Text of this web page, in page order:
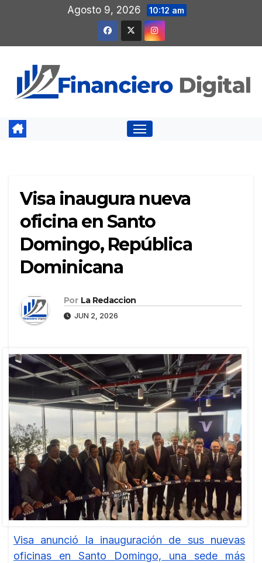
contenido
Agosto 9, 2026 10:12 am
Visa inaugura nueva
oficina en Santo
Domingo, República
Dominicana
Por La Redaccion
JUN 2, 2026
Visa anunció la inauguración de sus nuevas
oficinas en Santo Domingo, una sede más